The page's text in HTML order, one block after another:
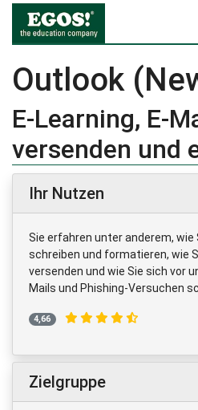
Outlook
E-Learning, E-
versenden und
Ihr Nutzen
Sie erfahren unter anderem, wie
schreiben und formatieren, wie
versenden und wie Sie sich vor
Mails und Phishing-Versuchen
4,66
Zielgruppe